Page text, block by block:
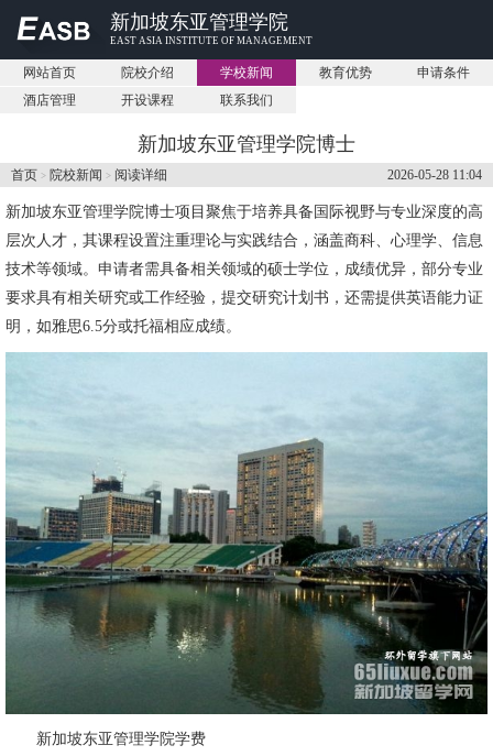
新加坡东亚管理学院
EAST ASIA INSTITUTE OF MANAGEMENT
网站首页 院校介绍 学校新闻 教育优势
申请条件
酒店管理
开设课程 联系我们
新加坡东亚管理学院博士
2026-05-28 11:04
首页 > 院校新闻 > 阅读详细
新加坡东亚管理学院博士项目聚焦于培养具备国际视野与专业深度的高
层次人才，其课程设置注重理论与实践结合，涵盖商科、心理学、信息
技术等领域。申请者需具备相关领域的硕士学位，成绩优异，部分专业
要求具有相关研究或工作经验，提交研究计划书，还需提供英语能力证
明，如雅思6.5分或托福相应成绩。
新加坡东亚管理学院学费